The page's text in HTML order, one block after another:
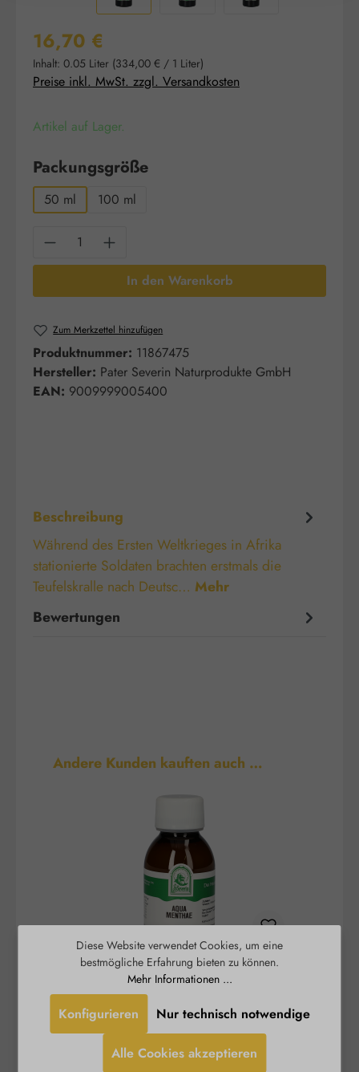
Regulärer Preis:
16,70 €
Inhalt: 0.05 Liter (334,00 € / 1 Liter)
Preise inkl. MwSt. zzgl. Versandkosten
Artikel auf Lager.
Packungsgrößeauswählen
50 ml 100 ml
Produkt Anzahl: Gib den gewünschten
In den Warenkorb
Zum Merkzettel hinzufügen
Produktnummer: 11867475
Hersteller: Pater Severin Naturprodukte GmbH
EAN: 9009999005400
Beschreibung
Während des Ersten Weltkrieges in Afrika
stationierte Soldaten brachten erstmals die
Teufelskralle nach Deutsc… Mehr
Bewertungen
Produktgalerie überspringen
Andere Kunden kauften auch …
Aqua Menthae
Das St. Severin Aqua Menthae duftet weniger
ätherische Öl. Erhalten geblieben ist jedoch der
Diese Website verwendet Cookies, um eine
bestmögliche Erfahrung bieten zu können.
Mehr Informationen ...
Nur technisch notwendige
Konfigurieren
Alle Cookies akzeptieren